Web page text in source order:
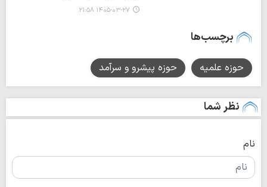
۱۴۰۵-۰۳-۲۷ ۲۱:۵۸
برچسب‌ها
حوزه علمیه حوزه پیشرو و سرآمد
نظر شما
نام